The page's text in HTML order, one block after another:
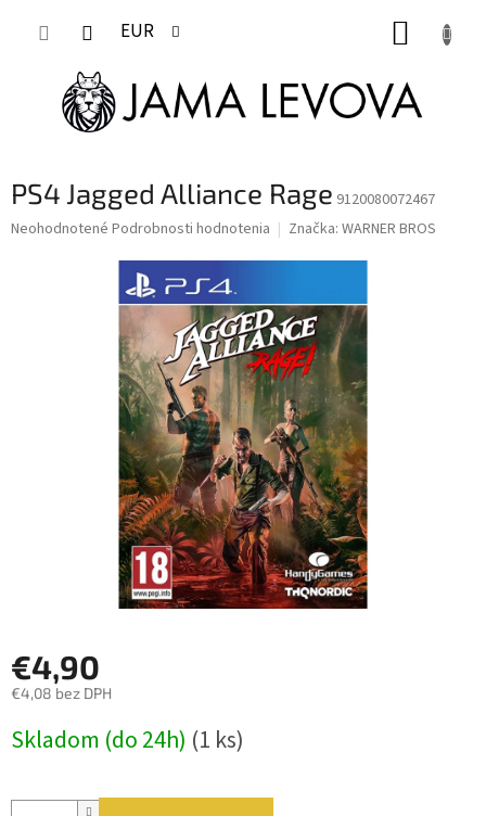
EUR
PS4 Jagged Alliance Rage 9120080072467
Priemerné
Neohodnotené Podrobnosti hodnotenia Značka: WARNER BROS
€4,90
€4,08 bez DPH
cena:
Skladom (do 24h) (1 ks)